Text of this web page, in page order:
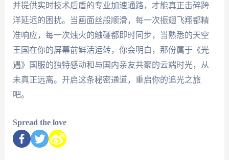
并提供实时技术后盾的专业加速通路，才能真正击碎跨
洋延迟的困扰。当画面丝般顺滑，每一次振翅飞翔都精
准响应，每一次烛火的触碰都即时同步，当熟悉的天空
王国在你的屏幕前鲜活运转，你会明白，那份属于《光
遇》国服的独特感动和与国内亲友共聚的云端时光，从
未真正远离。开启这条秘密通道，重启你的追光之旅
吧。
Spread the love